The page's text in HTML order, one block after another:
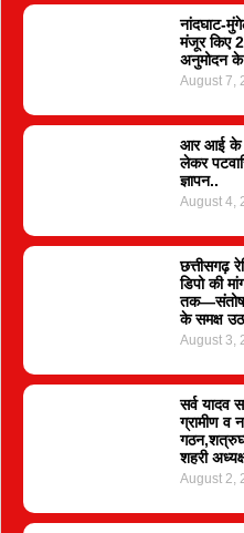
नांदघाट-
मंजूर किए
अनुमोदन के
August 7,
आर आई के
लेकर
ज्ञापन..
August 4,
छत्तीसगढ़
डिपो की
तक—संतोष
के समक्ष
August 3,
सर्व यादव
ग्रामीण व
शहरी
August 2,